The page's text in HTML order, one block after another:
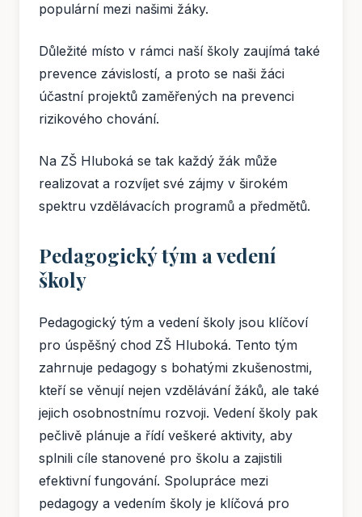
populární mezi našimi žáky.
Důležité místo v rámci naší školy zaujímá také
prevence závislostí, a proto se naši žáci
účastní projektů zaměřených na prevenci
rizikového chování.
Na ZŠ Hluboká se tak každý žák může
realizovat a rozvíjet své zájmy v širokém
spektru vzdělávacích programů a předmětů.
Pedagogický tým a vedení
školy
Pedagogický tým a vedení školy jsou klíčoví
pro úspěšný chod ZŠ Hluboká. Tento tým
zahrnuje pedagogy s bohatými zkušenostmi,
kteří se věnují nejen vzdělávání žáků, ale také
jejich osobnostnímu rozvoji. Vedení školy pak
pečlivě plánuje a řídí veškeré aktivity, aby
splnili cíle stanovené pro školu a zajistili
efektivní fungování. Spolupráce mezi
pedagogy a vedením školy je klíčová pro